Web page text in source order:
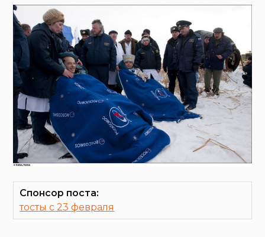
Спонсор поста:
тосты с 23 февраля